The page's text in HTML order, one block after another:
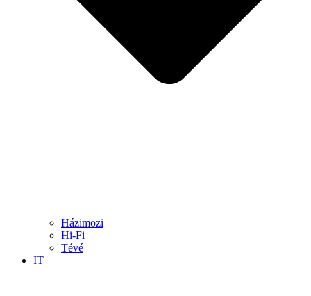
Házimozi
Hi-Fi
Tévé
IT